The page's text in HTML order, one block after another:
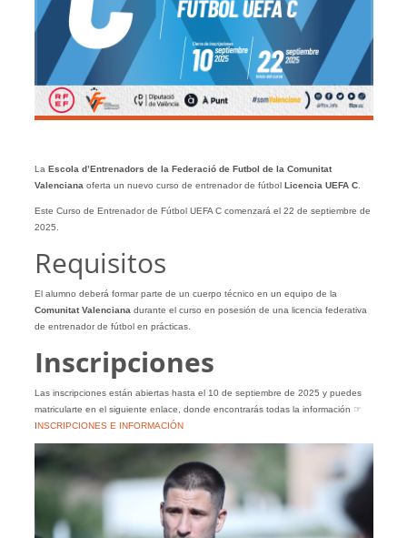
La Escola d’Entrenadors de la Federació de Futbol de la Comunitat
Valenciana oferta un nuevo curso de entrenador de fútbol Licencia UEFA C.
Este Curso de Entrenador de Fútbol UEFA C comenzará el 22 de septiembre de
2025.
Requisitos
El alumno deberá formar parte de un cuerpo técnico en un equipo de la
Comunitat Valenciana durante el curso en posesión de una licencia federativa
de entrenador de fútbol en prácticas.
Inscripciones
Las inscripciones están abiertas hasta el 10 de septiembre de 2025 y puedes
matricularte en el siguiente enlace, donde encontrarás todas la información ☞
INSCRIPCIONES E INFORMACIÓN